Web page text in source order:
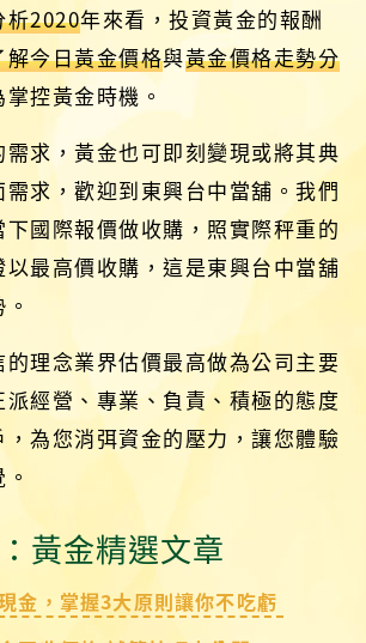
析2020年來看，投資黃金的報酬
解今日黃金價格與黃金價格走勢分
控黃金時機。
求，黃金也可即刻變現或將其典
求，歡迎到東興台中當舖。我們
國際報價做收購，照實際秤重的
最高價收購，這是東興台中當舖
理念業界估價最高做為公司主要
經營、專業、負責、積極的態度
為您消弭資金的壓力，讓您體驗
黃金精選文章
金，掌握3大原則讓你不吃虧